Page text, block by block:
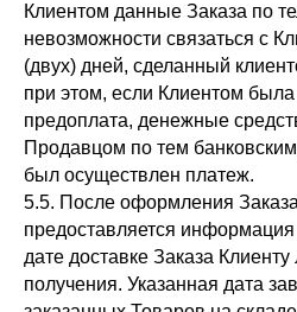
Клиентом данные Заказа по
невозможности связаться с
(двух) дней, сделанный
при этом, если Клиентом
предоплата, денежные
Продавцом по тем
был осуществлен платеж.
5.5. После оформления
предоставляется
дате доставке Заказа Клиенту
получения. Указанная дата